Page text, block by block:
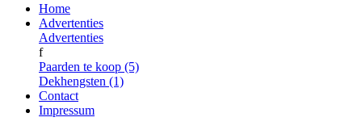
Home
Advertenties
Advertenties
f
Paarden te koop (5)
Dekhengsten (1)
Contact
Impressum